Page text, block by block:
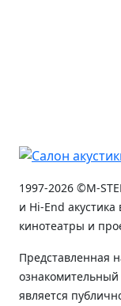
1997-2026 ©M-
и Hi-End
кинотеатры и
Представленная
ознакомительный
является